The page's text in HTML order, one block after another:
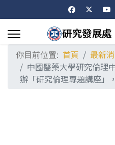
你目前位置: 首頁
最新
中國醫藥大學研究倫理
辦「研究倫理專題講座」